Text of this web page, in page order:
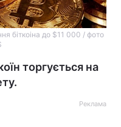
біткоіна до $11 000 / фото
торгується на
Реклама